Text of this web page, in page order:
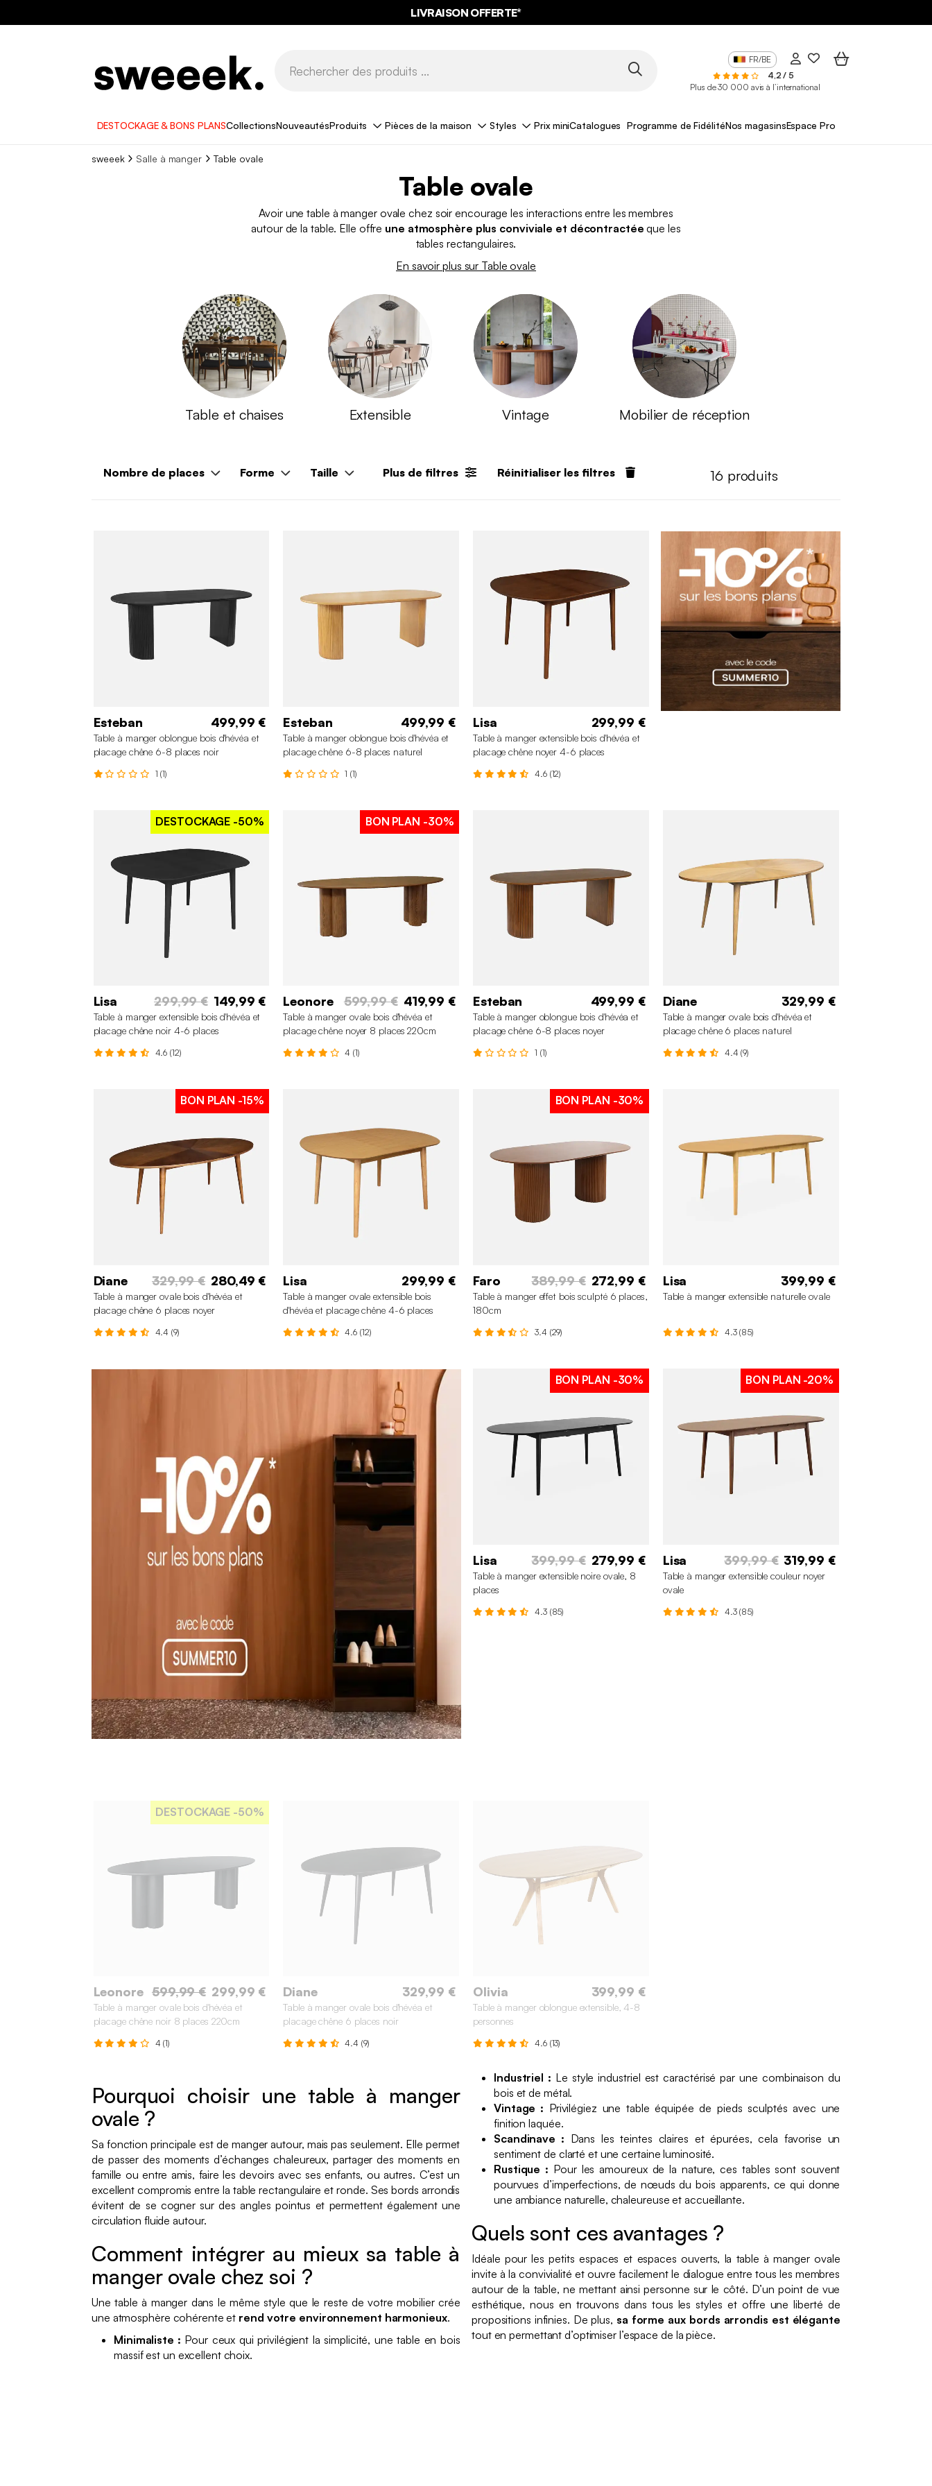
LIVRAISON OFFERTE*
FR/BE
4,2 / 5
Plus de 30 000 avis à l’international
DESTOCKAGE & BONS PLANSCollectionsNouveautésProduits Pièces de la maison Styles Prix miniCatalogues Programme de FidélitéNos magasinsEspace Pro
sweeek Salle à manger Table ovale
Table ovale
Avoir une table à manger ovale chez soir encourage les interactions entre les membres
autour de la table. Elle offre une atmosphère plus conviviale et décontractée que les
tables rectangulaires.
En savoir plus sur Table ovale
Table et chaises Extensible Vintage Mobilier de réception
Nombre de places Forme Taille Plus de filtres Réinitialiser les filtres 16 produits
Esteban 499,99 €
Table à manger oblongue bois d'hévéa et
placage chêne 6-8 places noir
1 (1)
Esteban 499,99 €
Table à manger oblongue bois d'hévéa et
placage chêne 6-8 places naturel
1 (1)
Lisa 299,99 €
Table à manger extensible bois d'hévéa et
placage chêne noyer 4-6 places
4.6 (12)
DESTOCKAGE -50%
Lisa 299,99 € 149,99 €
Table à manger extensible bois d'hévéa et
placage chêne noir 4-6 places
4.6 (12)
BON PLAN -30%
Leonore 599,99 € 419,99 €
Table à manger ovale bois d'hévéa et
placage chêne noyer 8 places 220cm
4 (1)
Esteban 499,99 €
Table à manger oblongue bois d'hévéa et
placage chêne 6-8 places noyer
1 (1)
Diane 329,99 €
Table à manger ovale bois d'hévéa et
placage chêne 6 places naturel
4.4 (9)
BON PLAN -15%
Diane 329,99 € 280,49 €
Table à manger ovale bois d'hévéa et
placage chêne 6 places noyer
4.4 (9)
Lisa 299,99 €
Table à manger ovale extensible bois
d'hévéa et placage chêne 4-6 places
4.6 (12)
BON PLAN -30%
Faro 389,99 € 272,99 €
Table à manger effet bois sculpté 6 places,
180cm
3.4 (29)
Lisa 399,99 €
Table à manger extensible naturelle ovale
4.3 (85)
BON PLAN -30%
Lisa 399,99 € 279,99 €
Table à manger extensible noire ovale, 8
places
4.3 (85)
BON PLAN -20%
Lisa 399,99 € 319,99 €
Table à manger extensible couleur noyer
ovale
4.3 (85)
DESTOCKAGE -50%
Leonore 599,99 € 299,99 €
Table à manger ovale bois d'hévéa et
placage chêne noir 8 places 220cm
4 (1)
Diane 329,99 €
Table à manger ovale bois d'hévéa et
placage chêne 6 places noir
4.4 (9)
Olivia 399,99 €
Table à manger oblongue extensible, 4-8
personnes
4.6 (13)
Pourquoi choisir une table à manger
ovale ?
Sa fonction principale est de manger autour, mais pas seulement. Elle permet
de passer des moments d’échanges chaleureux, partager des moments en
famille ou entre amis, faire les devoirs avec ses enfants, ou autres. C’est un
excellent compromis entre la table rectangulaire et ronde. Ses bords arrondis
évitent de se cogner sur des angles pointus et permettent également une
circulation fluide autour.
Comment intégrer au mieux sa table à
manger ovale chez soi ?
Une table à manger dans le même style que le reste de votre mobilier crée
une atmosphère cohérente et rend votre environnement harmonieux.
Minimaliste : Pour ceux qui privilégient la simplicité, une table en bois
massif est un excellent choix.
Industriel : Le style industriel est caractérisé par une combinaison du
bois et de métal.
Vintage : Privilégiez une table équipée de pieds sculptés avec une
finition laquée.
Scandinave : Dans les teintes claires et épurées, cela favorise un
sentiment de clarté et une certaine luminosité.
Rustique : Pour les amoureux de la nature, ces tables sont souvent
pourvues d’imperfections, de nœuds du bois apparents, ce qui donne
une ambiance naturelle, chaleureuse et accueillante.
Quels sont ces avantages ?
Idéale pour les petits espaces et espaces ouverts, la table à manger ovale
invite à la convivialité et ouvre facilement le dialogue entre tous les membres
autour de la table, ne mettant ainsi personne sur le côté. D’un point de vue
esthétique, nous en trouvons dans tous les styles et offre une liberté de
propositions infinies. De plus, sa forme aux bords arrondis est élégante
tout en permettant d’optimiser l’espace de la pièce.